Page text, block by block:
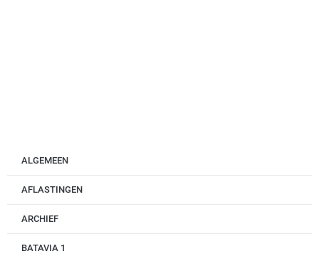
ALGEMEEN
AFLASTINGEN
ARCHIEF
BATAVIA 1